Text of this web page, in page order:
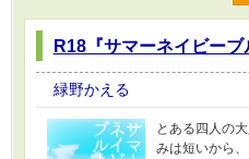
R18『サマーネイビーブ
緑野かえる
とある四人の
みは短いから